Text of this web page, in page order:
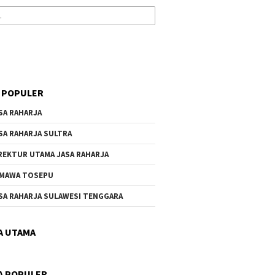
RAHARJA
RAHARJA SULTRA
UTAMA JASA RAHARJA
TOSEPU
RAHARJA SULAWESI TENGGARA
UTAMA